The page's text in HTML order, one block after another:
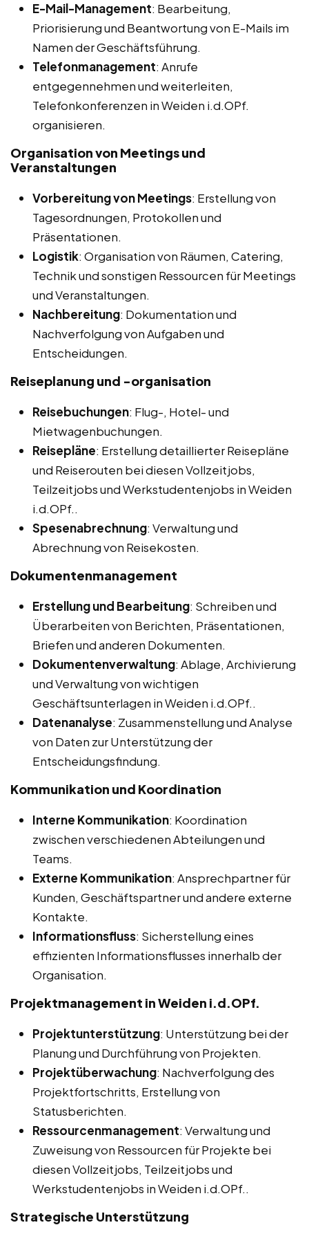
E-Mail-Management: Bearbeitung,
Priorisierung und Beantwortung von E-Mails im
Namen der Geschäftsführung.
Telefonmanagement: Anrufe
entgegennehmen und weiterleiten,
Telefonkonferenzen in Weiden i.d.OPf.
organisieren.
Organisation von Meetings und
Veranstaltungen
Vorbereitung von Meetings: Erstellung von
Tagesordnungen, Protokollen und
Präsentationen.
Logistik: Organisation von Räumen, Catering,
Technik und sonstigen Ressourcen für Meetings
und Veranstaltungen.
Nachbereitung: Dokumentation und
Nachverfolgung von Aufgaben und
Entscheidungen.
Reiseplanung und -organisation
Reisebuchungen: Flug-, Hotel- und
Mietwagenbuchungen.
Reisepläne: Erstellung detaillierter Reisepläne
und Reiserouten bei diesen Vollzeitjobs,
Teilzeitjobs und Werkstudentenjobs in Weiden
i.d.OPf..
Spesenabrechnung: Verwaltung und
Abrechnung von Reisekosten.
Dokumentenmanagement
Erstellung und Bearbeitung: Schreiben und
Überarbeiten von Berichten, Präsentationen,
Briefen und anderen Dokumenten.
Dokumentenverwaltung: Ablage, Archivierung
und Verwaltung von wichtigen
Geschäftsunterlagen in Weiden i.d.OPf..
Datenanalyse: Zusammenstellung und Analyse
von Daten zur Unterstützung der
Entscheidungsfindung.
Kommunikation und Koordination
Interne Kommunikation: Koordination
zwischen verschiedenen Abteilungen und
Teams.
Externe Kommunikation: Ansprechpartner für
Kunden, Geschäftspartner und andere externe
Kontakte.
Informationsfluss: Sicherstellung eines
effizienten Informationsflusses innerhalb der
Organisation.
Projektmanagement in Weiden i.d.OPf.
Projektunterstützung: Unterstützung bei der
Planung und Durchführung von Projekten.
Projektüberwachung: Nachverfolgung des
Projektfortschritts, Erstellung von
Statusberichten.
Ressourcenmanagement: Verwaltung und
Zuweisung von Ressourcen für Projekte bei
diesen Vollzeitjobs, Teilzeitjobs und
Werkstudentenjobs in Weiden i.d.OPf..
Strategische Unterstützung